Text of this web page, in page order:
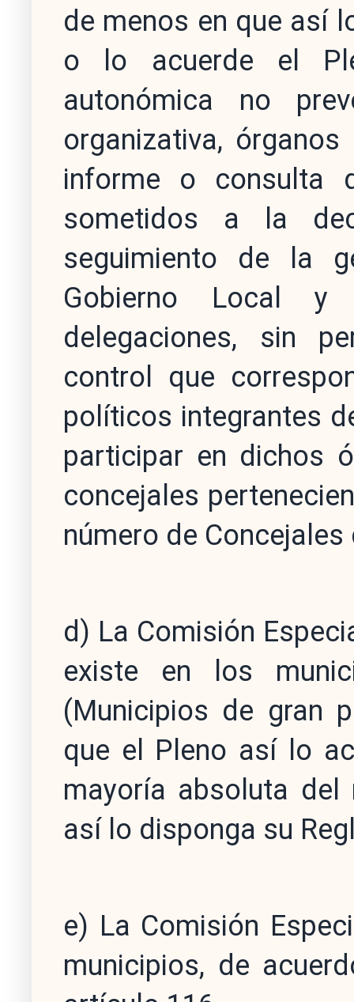
de menos en que así
o lo acuerde el
autonómica no
organizativa,
informe o consulta
sometidos a la
seguimiento de la
Gobierno Local y
delegaciones, sin
control que
políticos integrantes
participar en dichos
concejales
número de
d) La Comisión
existe en los
(Municipios de gran
que el Pleno así lo
mayoría absoluta
así lo disponga su
e) La Comisión
municipios, de